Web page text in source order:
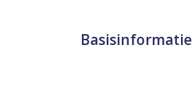
Basisinformatie